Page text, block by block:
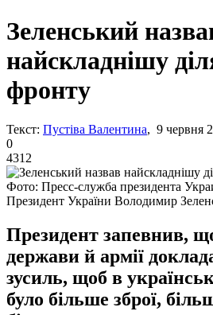
Зеленський
найскладнішу
фронту
Текст: Пустіва Валентина, 9 червня
0
4312
Фото: Пресс-служба президента
Президент України Володимир
Президент запевнив,
держави й армії
зусиль, щоб в
було більше зброї,